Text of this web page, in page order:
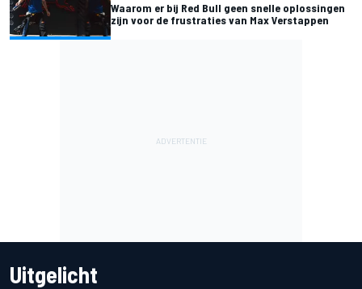
Waarom er bij Red Bull geen snelle oplossingen
zijn voor de frustraties van Max Verstappen
Uitgelicht